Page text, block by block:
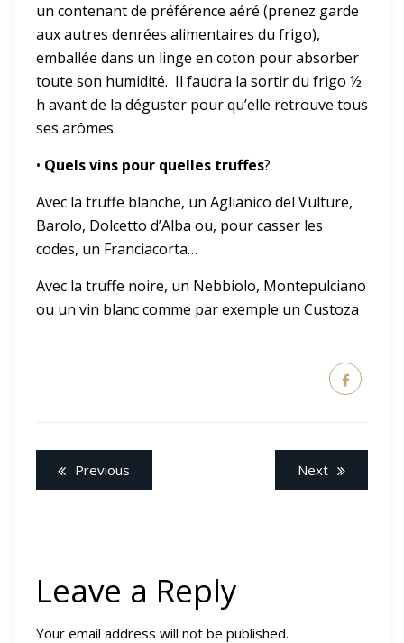
un contenant de préférence aéré (prenez garde
aux autres denrées alimentaires du frigo),
emballée dans un linge en coton pour absorber
toute son humidité. Il faudra la sortir du frigo ½
h avant de la déguster pour qu’elle retrouve tous
ses arômes.
• Quels vins pour quelles truffes?
Avec la truffe blanche, un Aglianico del Vulture,
Barolo, Dolcetto d’Alba ou, pour casser les
codes, un Franciacorta…
Avec la truffe noire, un Nebbiolo, Montepulciano
ou un vin blanc comme par exemple un Custoza
Previous Next
Leave a Reply
Your email address will not be published.